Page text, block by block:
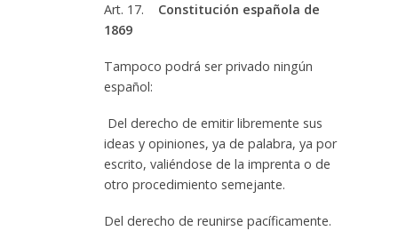
Art. 17. Constitución española de
1869
Tampoco podrá ser privado ningún
español:
Del derecho de emitir libremente sus
ideas y opiniones, ya de palabra, ya por
escrito, valiéndose de la imprenta o de
otro procedimiento semejante.
Del derecho de reunirse pacíficamente.